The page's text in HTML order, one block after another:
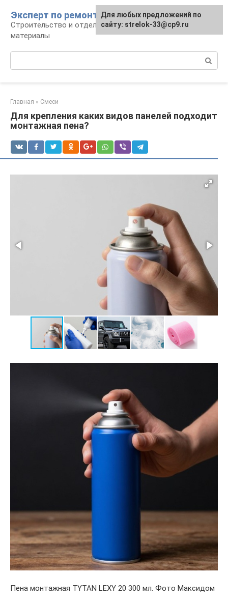
контенту
Эксперт по ремонту
Строительство и отделка: работы и
материалы
Главная » Смеси
Для крепления каких видов панелей подходит
монтажная пена?
Пена монтажная TYTAN LEXY 20 300 мл. Фото Максидом
Для любых предложений по
сайту: strelok-33@cp9.ru
Для любых предложений по
сайту: strelok-33@cp9.ru